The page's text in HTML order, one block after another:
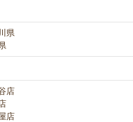
県
店
店